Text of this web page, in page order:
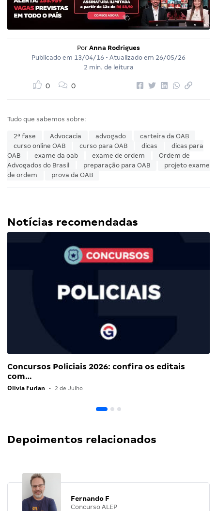
Por Anna Rodrigues
Publicado em 13/04/16 • Atualizado em 26/05/26
2 min. de leitura
0 0
Tudo que sabemos sobre:
2ª fase Advocacia advogado
carteira da OAB
curso online OAB
curso para OAB dicas
dicas para
OAB
exame da oab exame de ordem
Ordem de
Advogados do Brasil
preparação para OAB
projeto exame
de ordem
prova da OAB
Notícias recomendadas
Concursos Policiais 2026: confira os editais
com…
Olivia Furlan • 2 de Julho
Depoimentos relacionados
Fernando F
Concurso ALEP